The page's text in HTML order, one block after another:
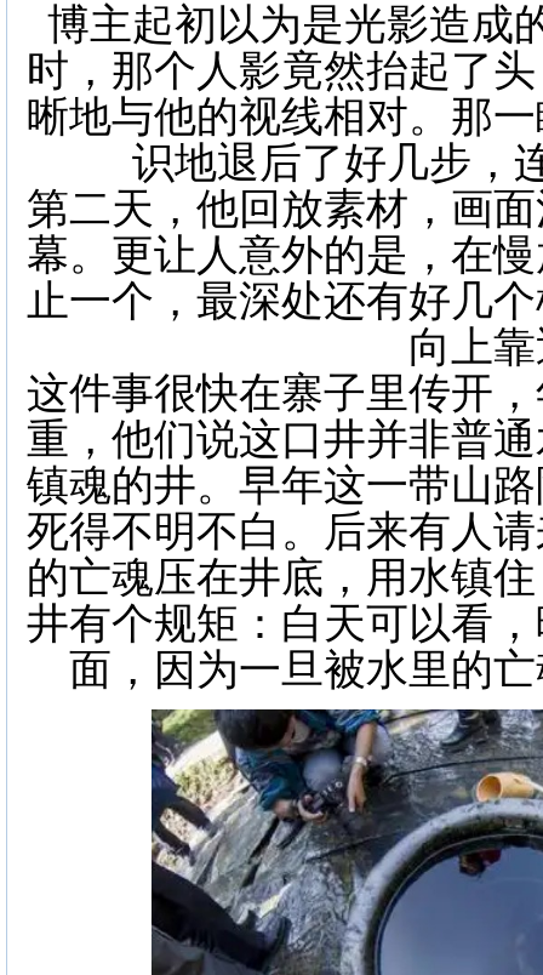
博主起初以为是光影造成
时，那个人影竟然抬起了
晰地与他的视线相对。那
识地退后了好几步，
第二天，他回放素材，画
幕。更让人意外的是，在
止一个，最深处还有好几
向上
这件事很快在寨子里传开
重，他们说这口井并非普
镇魂的井。早年这一带山
死得不明不白。后来有人
的亡魂压在井底，用水镇
井有个规矩：白天可以看
面，因为一旦被水里的